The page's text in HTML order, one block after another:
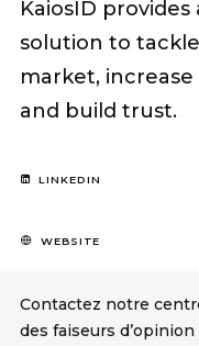
KaiosID
solution to
market,
and build trust.
LINKEDIN
WEBSITE
Contactez notre
des faiseurs